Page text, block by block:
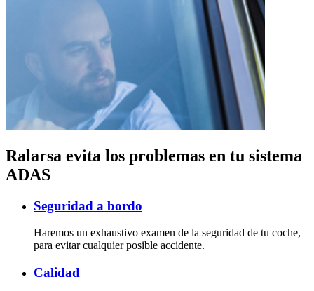
Ralarsa evita los problemas en tu sistema
ADAS
Seguridad a bordo
Haremos un exhaustivo examen de la seguridad de tu coche,
para evitar cualquier posible accidente.
Calidad